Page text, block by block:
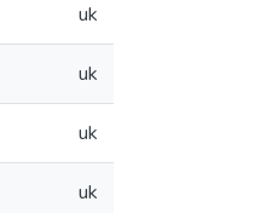
uk
uk
uk
uk